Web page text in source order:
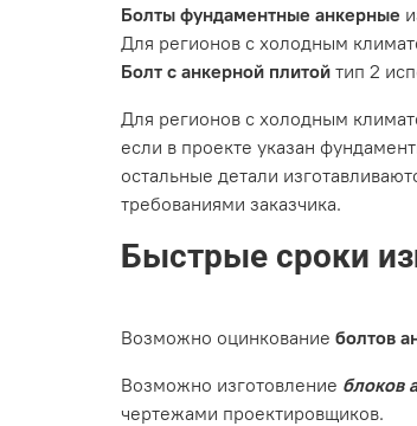
Болты фундаментные анкерные
Для регионов с холодным
Болт с анкерной плитой тип 2
Для регионов с холодным
если в проекте указан
остальные детали
требованиями заказчика.
Быстрые сроки
Возможно оцинкование болтов
Возможно изготовление блоков
чертежами проектировщиков.